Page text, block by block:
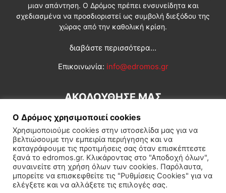
μιαν απάντηση. Ο Δρόμος πρέπει ενσυνείδητα και
σχεδιασμένα να προσδιοριστεί ως συμβολή διεξόδου της
χώρας από την καθολική κρίση.
διαβάστε περισσότερα...
Επικοινωνία: info@edromos.gr
ΑΚΟΛΟΥΘΗΣΕ ΜΑΣ
Εγγραφή συνδρομητή Πολιτική Διεθνή Κοινωνία
Πολιτισμός Αφιερώματα
Ο Δρόμος χρησιμοποιεί cookies
Χρησιμοποιούμε cookies στην ιστοσελίδα μας για να
βελτιώσουμε την εμπειρία περιήγησης και να
καταγράφουμε τις προτιμήσεις σας όταν επισκέπτεστε
ξανά το edromos.gr. Κλικάροντας στο "Αποδοχή όλων",
συναινείτε στη χρήση όλων των cookies. Παρόλαυτα,
μπορείτε να επισκεφθείτε τις "Ρυθμίσεις Cookies" για να
ελέγξετε και να αλλάξετε τις επιλογές σας.